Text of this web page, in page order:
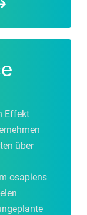
Effekt
ehmen
über
osapiens